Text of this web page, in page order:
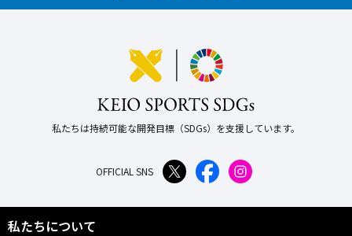
私たちは持続可能な開発目標（SDGs）を支援しています。
OFFICIAL SNS
私たちについて